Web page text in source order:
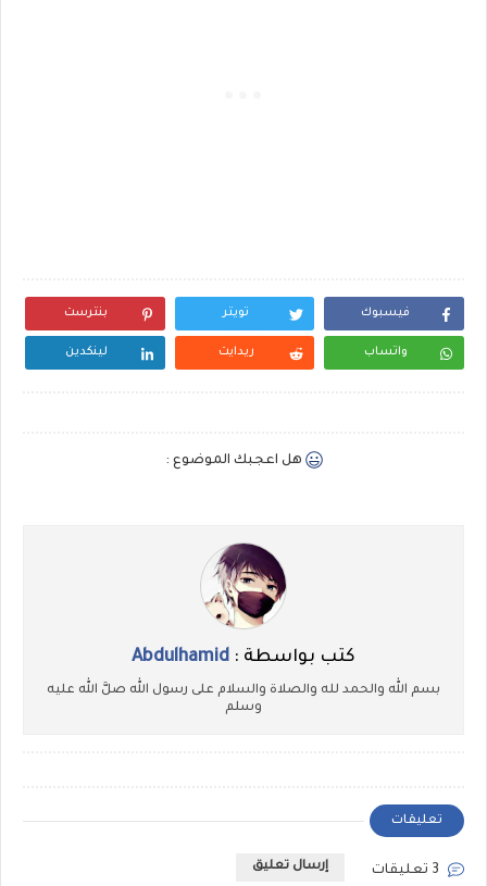
فيسبوك تويتر بنترست
واتساب ريدايت لينكدين
هل اعجبك الموضوع :
كتب بواسطة : Abdulhamid
بسم الله والحمد لله والصلاة والسلام على رسول الله صلَّ الله عليه
وسلم
تعليقات
إرسال تعليق